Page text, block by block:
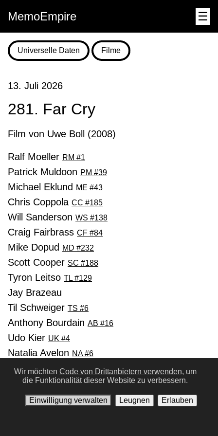
MemoEmpire ☰
Universelle Daten Filme
13. Juli 2026
281. Far Cry
Film von Uwe Boll (2008)
Ralf Moeller RM #1
Patrick Muldoon PM #39
Michael Eklund ME #43
Chris Coppola CC #185
Will Sanderson WS #138
Craig Fairbrass CF #84
Mike Dopud MD #232
Scott Cooper SC #188
Tyron Leitso TL #129
Jay Brazeau
Til Schweiger TS #6
Anthony Bourdain AB #16
Udo Kier UK #4
Natalia Avelon NA #6
Emmanuelle VaugierEV #7
Clint HowardCH #38
Don S. DavisDD #54
Wir möchten Code von Drittanbietern verwenden, um
die Funktionalität dieser Website zu verbessern.
Einwilligung verwalten Leugnen Erlauben